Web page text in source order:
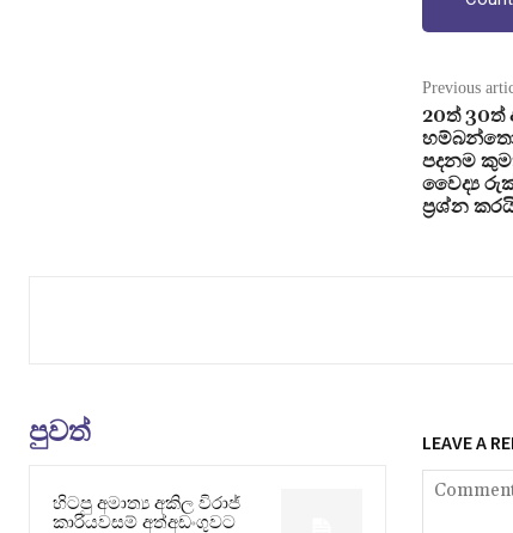
Previous
20ත්
පදනම
වෛද්‍ය
ප්‍රශ්න
පුවත්
හිටපු අමාත්‍ය අකිල විරාජ්
කාරියවසම් අත්අඩංගුවට
LEAVE A